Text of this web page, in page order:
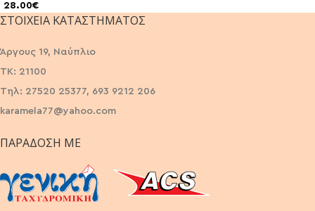
28.00€
ΣΤΟΙΧΕΊΑ ΚΑΤΑΣΤΉΜΑΤΟΣ
Άργους 19, Ναύπλιο
ΤΚ: 21100
Τηλ: 27520 25377, 693 9212 206
karamela77@yahoo.com
ΠΑΡΆΔΟΣΗ ΜΕ